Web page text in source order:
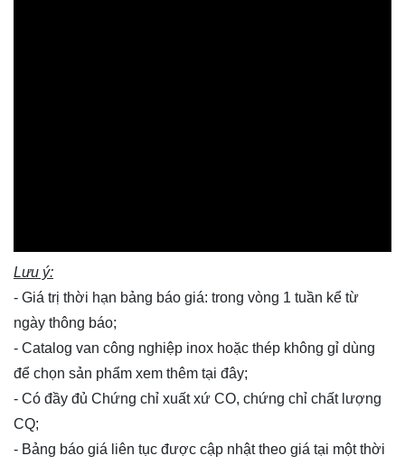
Lưu ý:
- Giá trị thời hạn bảng báo giá: trong vòng 1 tuần kể từ
ngày thông báo;
- Catalog van công nghiệp inox hoặc thép không gỉ dùng
để chọn sản phẩm xem thêm tại đây;
- Có đầy đủ Chứng chỉ xuất xứ CO, chứng chỉ chất lượng
CQ;
- Bảng báo giá liên tục được cập nhật theo giá tại một thời